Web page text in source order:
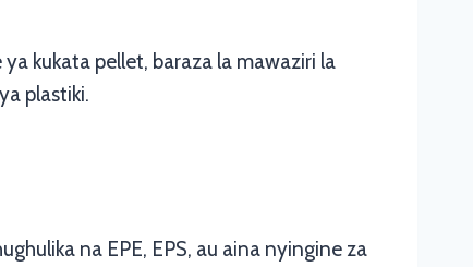
kukata pellet, baraza la mawaziri la
plastiki.
na EPE, EPS, au aina nyingine za